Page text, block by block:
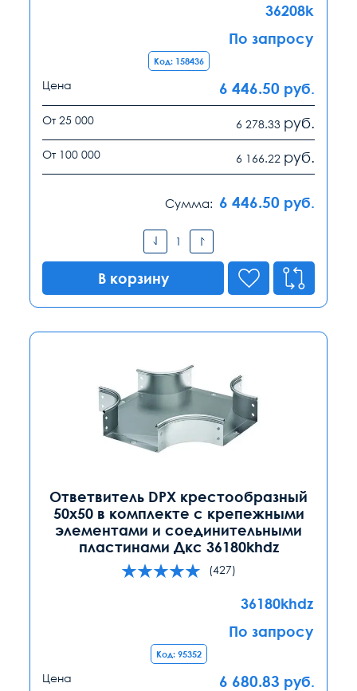
36208k
По запросу
Код: 158436
Цена 6 446.50 руб.
От 25 000 6 278.33 руб.
От 100 000 6 166.22 руб.
Сумма: 6 446.50 руб.
В корзину
Ответвитель DPX крестообразный
50х50 в комплекте с крепежными
элементами и соединительными
пластинами Дкс 36180khdz
(427)
36180khdz
По запросу
Код: 95352
Цена 6 680.83 руб.